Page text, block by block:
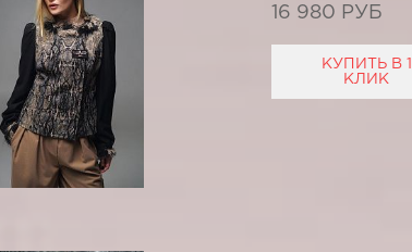
16 980 РУБ
КУПИТЬ В 1
КЛИК